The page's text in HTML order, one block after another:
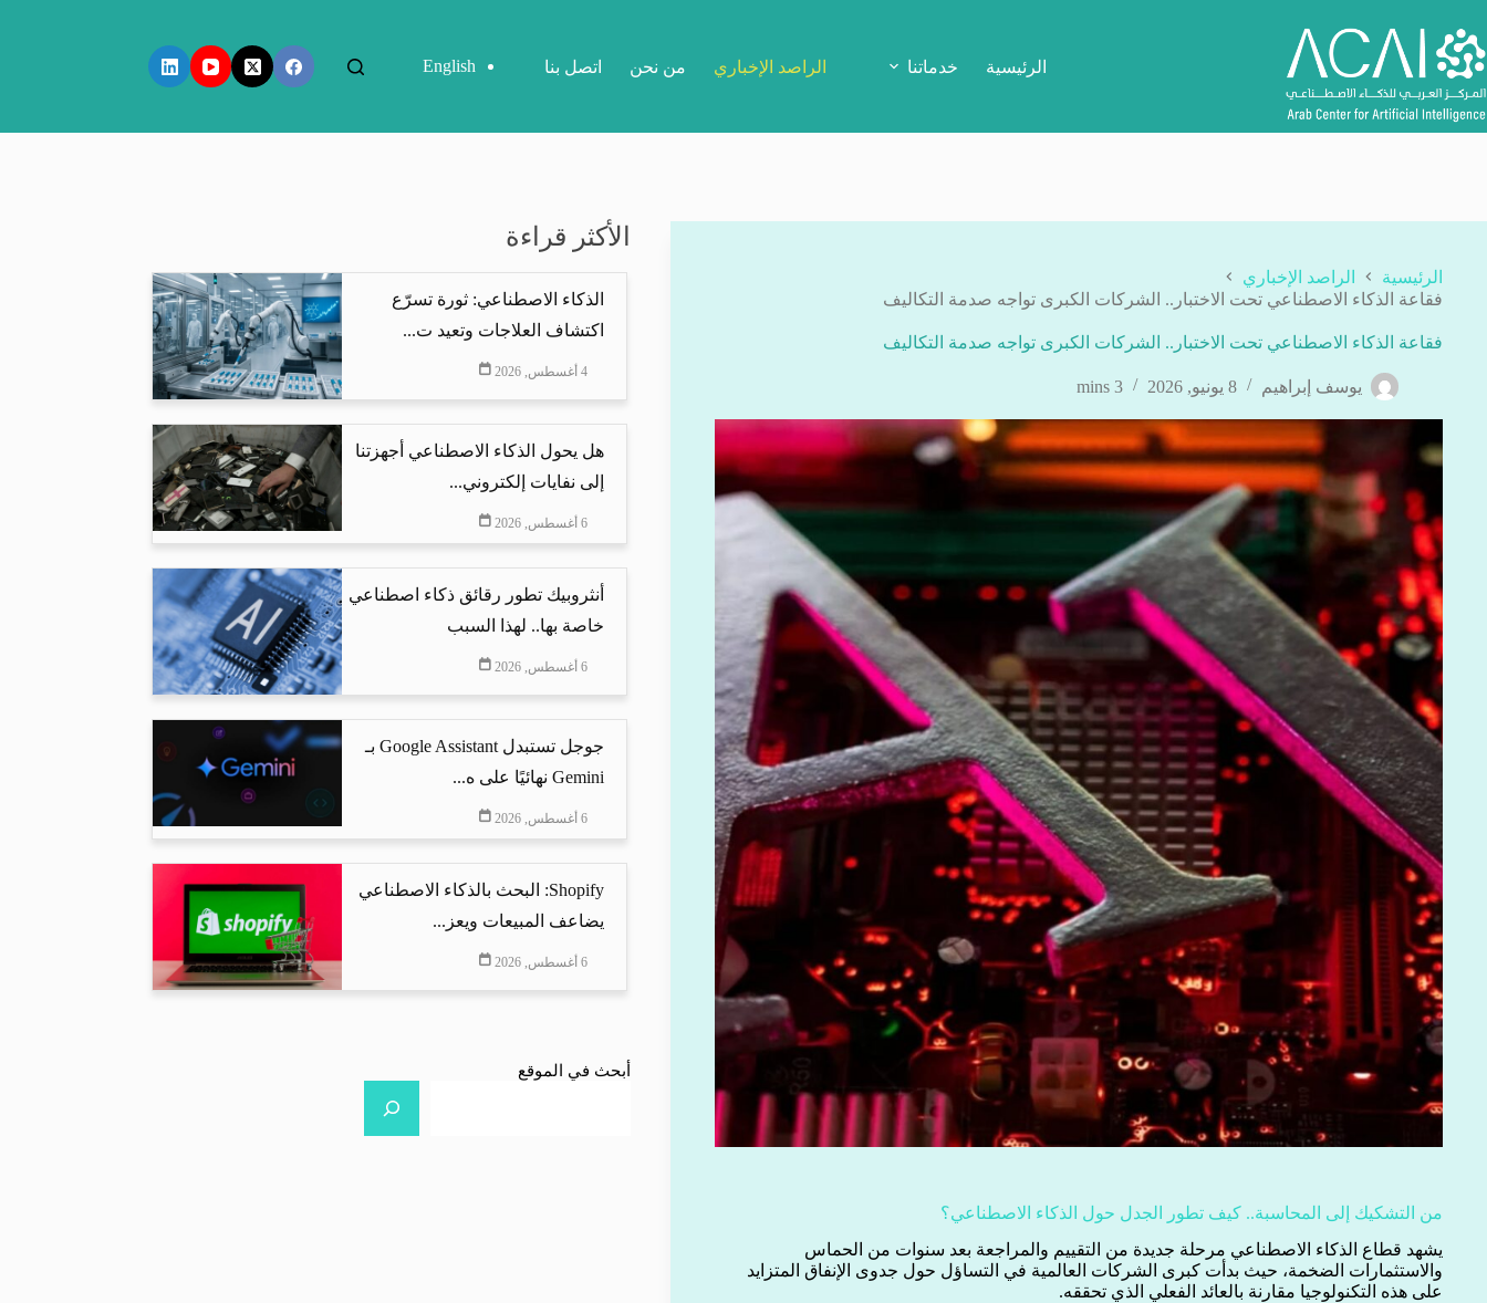
إلى
المحتوى
الرئيسية خدماتنا الراصد الإخباري من نحن اتصل بنا English
الرئيسية
الراصد الإخباري
فقاعة الذكاء الاصطناعي تحت الاختبار.. الشركات الكبرى تواجه صدمة التكاليف
فقاعة الذكاء الاصطناعي تحت الاختبار.. الشركات الكبرى تواجه صدمة التكاليف
يوسف إبراهيم 8 يونيو, 2026 3 mins
من التشكيك إلى المحاسبة.. كيف تطور الجدل حول الذكاء الاصطناعي؟
يشهد قطاع الذكاء الاصطناعي مرحلة جديدة من التقييم والمراجعة بعد سنوات من الحماس
والاستثمارات الضخمة، حيث بدأت كبرى الشركات العالمية في التساؤل حول جدوى الإنفاق المتزايد
على هذه التكنولوجيا مقارنة بالعائد الفعلي الذي تحققه.
الأكثر قراءة
الذكاء الاصطناعي: ثورة تسرّع
اكتشاف العلاجات وتعيد ت...
4 أغسطس, 2026
هل يحول الذكاء الاصطناعي أجهزتنا
إلى نفايات إلكتروني...
6 أغسطس, 2026
أنثروبيك تطور رقائق ذكاء اصطناعي
خاصة بها.. لهذا السبب
6 أغسطس, 2026
جوجل تستبدل Google Assistant بـ
Gemini نهائيًا على ه...
6 أغسطس, 2026
Shopify: البحث بالذكاء الاصطناعي
يضاعف المبيعات ويعز...
6 أغسطس, 2026
أبحث في الموقع